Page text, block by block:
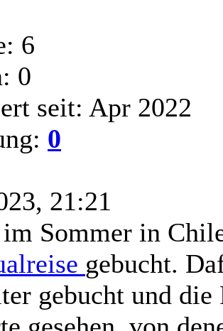
6
0
seit: Apr 2022
0
21:21
Sommer in
gebucht.
gebucht und